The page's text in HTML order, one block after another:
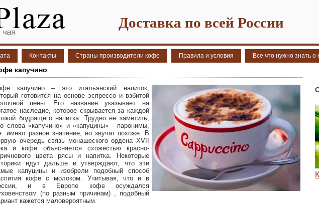
Доставка по всей России
Контакты Страны производители кофе Правила и условия Все что нужно знать о
капучино
капучино – это итальянский напиток,
готовится на основе эспрессо и взбитой
пены. Его название указывает на
наследие, которое скрывается за каждой
бодрящего напитка. Трудно не заметить,
слова «капучино» и «капуцины» - паронимы,
имеют разное значение, но звучат похоже. В
очередь связь монашеского ордена XVII
и кофе объясняется схожестью красно-
цвета рясы и напитка. Некоторые
идут дальше и утверждают, что эти
капуцины и изобрели подобный способ
кофе с молоком. Учитывая, что и в
и в Европе кофе осуждался
(по разным причинам) , подобный
кажется маловероятным.